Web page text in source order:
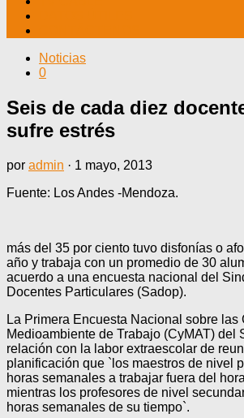
Noticias
0
Seis de cada diez
sufre estrés
por admin · 1 mayo, 2013
Fuente: Los Andes -Mendoza.
más del 35 por ciento tuvo disfonías o
año y trabaja con un promedio de 30
acuerdo a una encuesta nacional del
Docentes Particulares (Sadop).
La Primera Encuesta Nacional sobre las
Medioambiente de Trabajo (CyMAT) del
relación con la labor extraescolar de
planificación que `los maestros de nivel
horas semanales a trabajar fuera del
mientras los profesores de nivel
horas semanales de su tiempo`.